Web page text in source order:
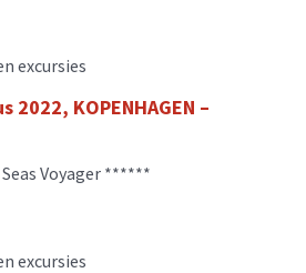
excursies
KOPENHAGEN –
Voyager ******
excursies